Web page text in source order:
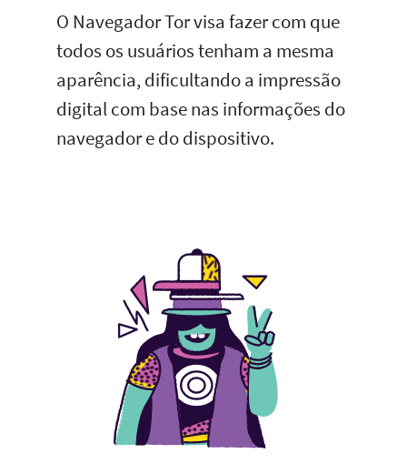
O Navegador Tor visa fazer com que
todos os usuários tenham a mesma
aparência, dificultando a impressão
digital com base nas informações do
navegador e do dispositivo.